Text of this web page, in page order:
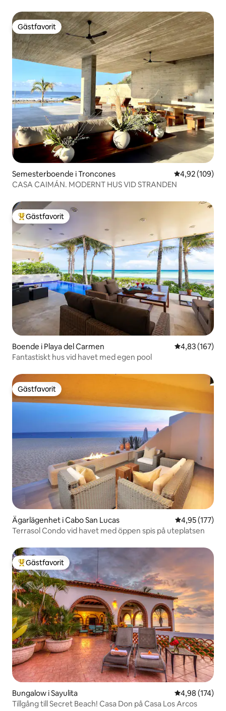
Gästfavorit
Gästfavorit
Semesterboende i Troncones 4,92 av 5 i
4,92 (109)
CASA CAIMÁN. MODERNT HUS VID STRANDEN
Populär gästfavorit
Gästfavorit
Boende i Playa del Carmen 4,83 av 5 i
4,83 (167)
Fantastiskt hus vid havet med egen pool
Gästfavorit
Gästfavorit
Ägarlägenhet i Cabo San Lucas 4,95 av 5 i
4,95 (177)
Terrasol Condo vid havet med öppen spis på uteplatsen
Populär gästfavorit
Gästfavorit
Bungalow i Sayulita 4,98 av 5 i
4,98 (174)
Tillgång till Secret Beach! Casa Don på Casa Los Arcos